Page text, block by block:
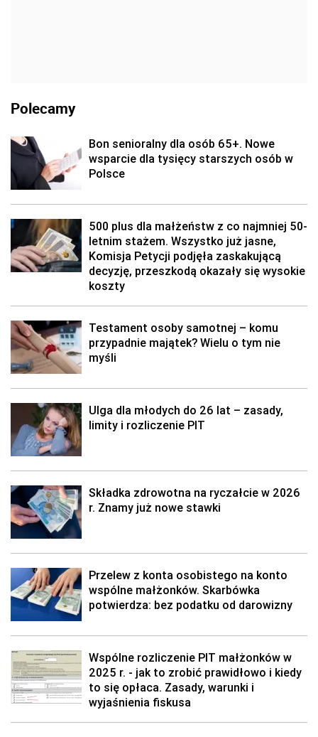
Polecamy
Bon senioralny dla osób 65+. Nowe
wsparcie dla tysięcy starszych osób w
Polsce
500 plus dla małżeństw z co najmniej 50-
letnim stażem. Wszystko już jasne,
Komisja Petycji podjęła zaskakującą
decyzję, przeszkodą okazały się wysokie
koszty
Testament osoby samotnej – komu
przypadnie majątek? Wielu o tym nie
myśli
Ulga dla młodych do 26 lat – zasady,
limity i rozliczenie PIT
Składka zdrowotna na ryczałcie w 2026
r. Znamy już nowe stawki
Przelew z konta osobistego na konto
wspólne małżonków. Skarbówka
potwierdza: bez podatku od darowizny
Wspólne rozliczenie PIT małżonków w
2025 r. - jak to zrobić prawidłowo i kiedy
to się opłaca. Zasady, warunki i
wyjaśnienia fiskusa